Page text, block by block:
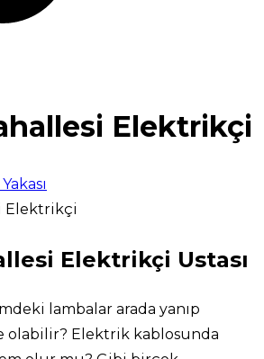
Elektrikçi
Elektrikçi Ustası
lambalar arada yanıp
olabilir? Elektrik kablosunda